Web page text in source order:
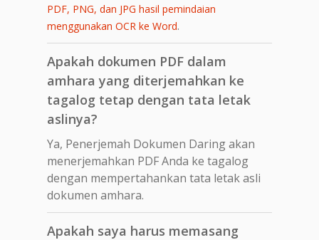
PDF, PNG, dan JPG hasil pemindaian
menggunakan OCR ke Word.
Apakah dokumen PDF dalam
amhara yang diterjemahkan ke
tagalog tetap dengan tata letak
aslinya?
Ya, Penerjemah Dokumen Daring akan
menerjemahkan PDF Anda ke tagalog
dengan mempertahankan tata letak asli
dokumen amhara.
Apakah saya harus memasang